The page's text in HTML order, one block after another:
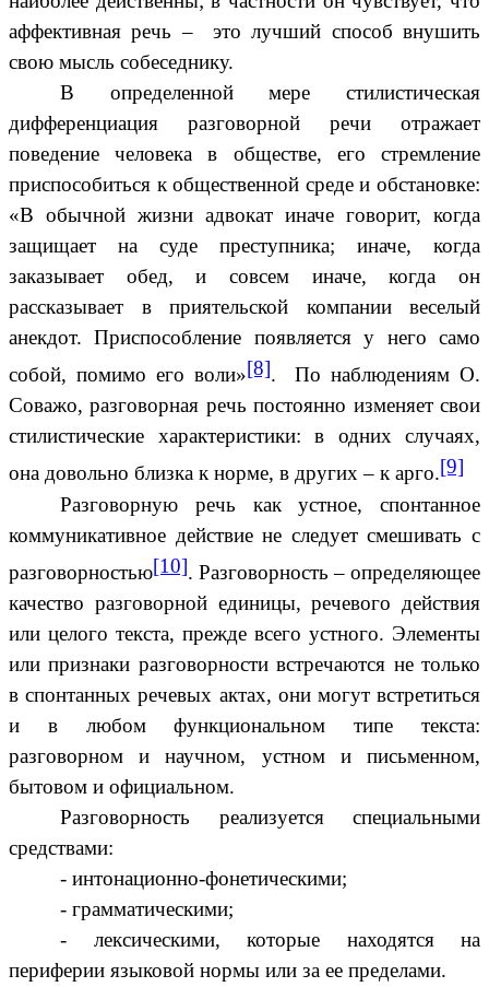
аффективная речь – это лучший способ внушить
свою мысль собеседнику.
В определенной мере стилистическая
дифференциация разговорной речи отражает
поведение человека в обществе, его стремление
приспособиться к общественной среде и обстановке:
«В обычной жизни адвокат иначе говорит, когда
защищает на суде преступника; иначе, когда
заказывает обед, и совсем иначе, когда он
рассказывает в приятельской компании веселый
анекдот. Приспособление появляется у него само
собой, помимо его воли»[8]. По наблюдениям О.
Соважо, разговорная речь постоянно изменяет свои
стилистические характеристики: в одних случаях,
она довольно близка к норме, в других – к арго.[9]
Разговорную речь как устное, спонтанное
коммуникативное действие не следует смешивать с
разговорностью[10]. Разговорность – определяющее
качество разговорной единицы, речевого действия
или целого текста, прежде всего устного. Элементы
или признаки разговорности встречаются не только
в спонтанных речевых актах, они могут встретиться
и в любом функциональном типе текста:
разговорном и научном, устном и письменном,
бытовом и официальном.
Разговорность реализуется специальными
средствами:
- интонационно-фонетическими;
- грамматическими;
- лексическими, которые находятся на
периферии языковой нормы или за ее пределами.